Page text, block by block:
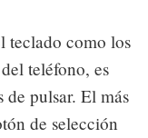
teclado como los
teléfono, es
de pulsar. El más
de selección